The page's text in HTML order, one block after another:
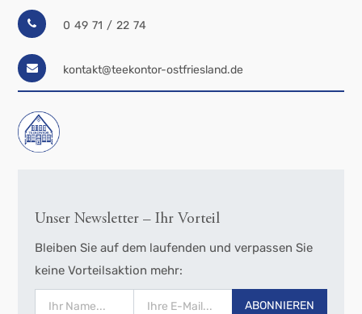
0 49 71 / 22 74
kontakt@teekontor-ostfriesland.de
Unser Newsletter – Ihr Vorteil
Bleiben Sie auf dem laufenden und verpassen Sie
keine Vorteilsaktion mehr:
ABONNIEREN